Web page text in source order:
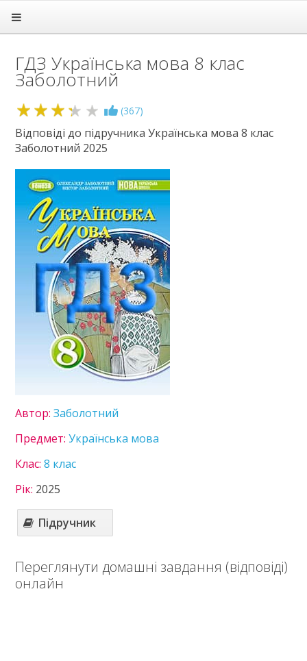
Підручники
ГДЗ
1 клас
2 клас
3 клас
4 клас
5 клас
6 клас
7 клас
8 клас
Алгебра
Англійська мова
Біологія
Всесвітня історія
Географія
Геометрія
Зарубіжна література
Здоров’я
Інформатика
Історія України
Математика
Українська література
Фізика
Хімія
10 клас
11 клас
Статті
Політика
ГДЗ Українська мова 8 клас
Заболотний
3.3 (367)
Відповіді до підручника Українська мова 8 клас
Заболотний 2025
Автор:Заболотний
Предмет:Українська мова
Клас:8 клас
Рік: 2025
Підручник
Переглянути домашні завдання (відповіді)
онлайн